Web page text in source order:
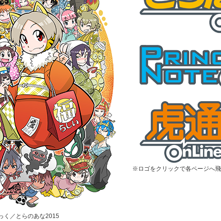
く／とらのあな2015
※ロゴをクリックで各ページへ